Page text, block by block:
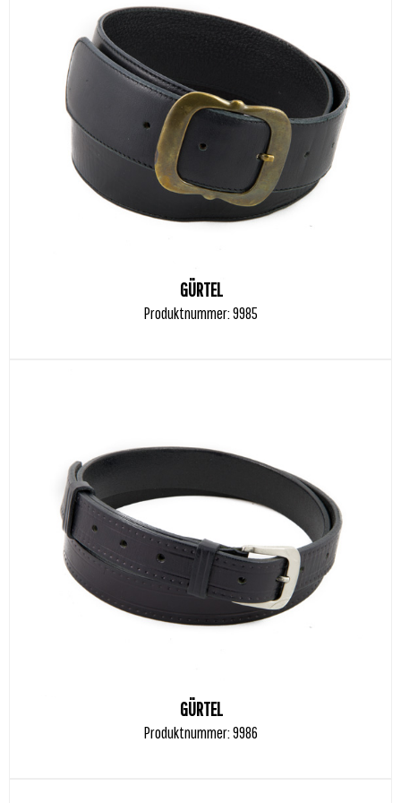
GÜRTEL
Produktnummer: 9985
GÜRTEL
Produktnummer: 9986